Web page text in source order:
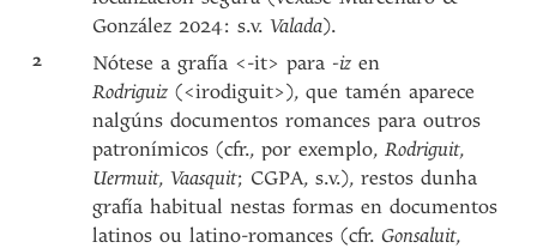
González 2024: s.v.Valada).
2 Nótese a grafía <-it> para -iz en
Rodriguiz (<irodiguit>), que tamén aparece
nalgúns documentos romances para outros
patronímicos (cfr., por exemplo,Rodriguit,
Uermuit,Vaasquit; CGPA, s.v.), restos dunha
grafía habitual nestas formas en documentos
latinos ou latino-romances (cfr.Gonsaluit,